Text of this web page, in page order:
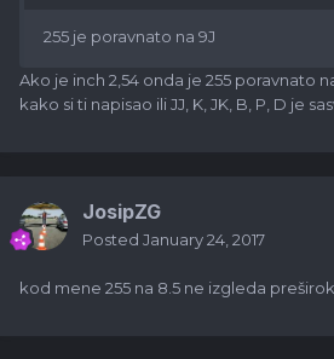
255 je poravnato na 9J
Ako je inch 2,54 onda je 255 poravnato
kako si ti napisao ili JJ, K, JK, B, P, D je
JosipZG
Posted January 24, 2017
kod mene 255 na 8.5 ne izgleda